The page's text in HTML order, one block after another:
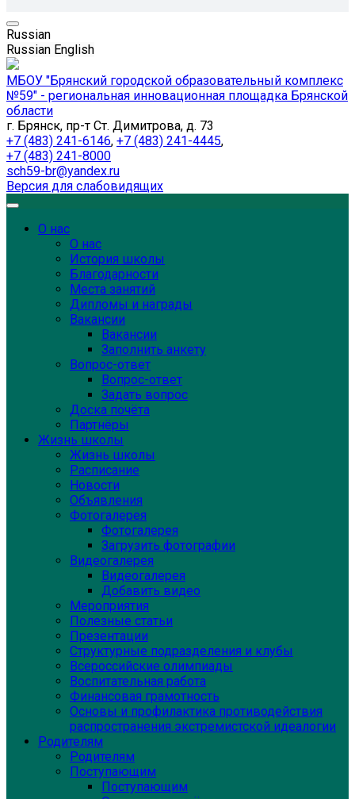
Russian
Russian English
МБОУ "Брянский городской образовательный комплекс
№59" - региональная инновационная площадка Брянской
области
г. Брянск, пр-т Ст. Димитрова, д. 73
+7 (483) 241-6146, +7 (483) 241-4445,
+7 (483) 241-8000
sch59-br@yandex.ru
Версия для слабовидящих
О нас
О нас
История школы
Благодарности
Места занятий
Дипломы и награды
Вакансии
Вакансии
Заполнить анкету
Вопрос-ответ
Вопрос-ответ
Задать вопрос
Доска почёта
Партнёры
Жизнь школы
Жизнь школы
Расписание
Новости
Объявления
Фотогалерея
Фотогалерея
Загрузить фотографии
Видеогалерея
Видеогалерея
Добавить видео
Мероприятия
Полезные статьи
Презентации
Структурные подразделения и клубы
Всероссийские олимпиады
Воспитательная работа
Финансовая грамотность
Основы и профилактика противодействия
распространения экстремистской идеалогии
Родителям
Родителям
Поступающим
Поступающим